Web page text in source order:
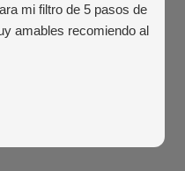
mi filtro de 5 pasos de
amables recomiendo al